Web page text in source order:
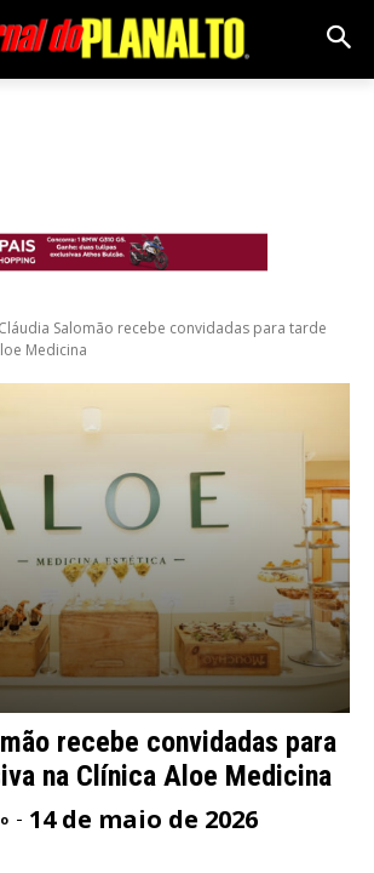
Cláudia Salomão recebe convidadas para tarde
Medicina
recebe convidadas para
na Clínica Aloe Medicina
- 14 de maio de 2026